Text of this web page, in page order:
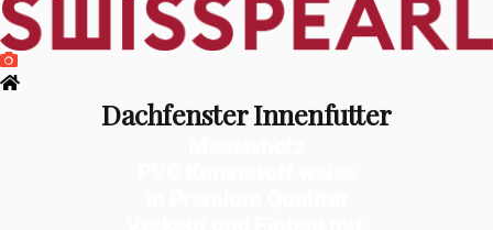
Dachfenster Innenfutter